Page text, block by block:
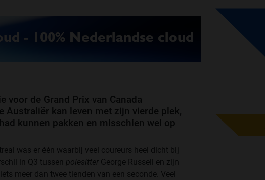
voor de Grand Prix van Canada
Australiër kan leven met zijn vierde plek,
kunnen pakken en misschien wel op
was er één waarbij veel coureurs heel dicht bij
in Q3 tussen polesitter George Russell en zijn
meer dan twee tienden van een seconde. Veel